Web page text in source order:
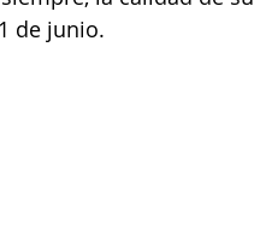
de junio.